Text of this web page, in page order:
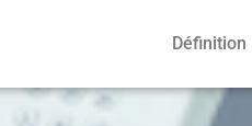
Définition